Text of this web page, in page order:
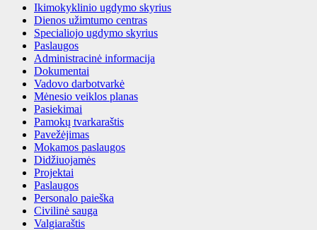
Ikimokyklinio ugdymo skyrius
Dienos užimtumo centras
Specialiojo ugdymo skyrius
Paslaugos
Administracinė informacija
Dokumentai
Vadovo darbotvarkė
Mėnesio veiklos planas
Pasiekimai
Pamokų tvarkaraštis
Pavežėjimas
Mokamos paslaugos
Didžiuojamės
Projektai
Paslaugos
Personalo paieška
Civilinė sauga
Valgiaraštis